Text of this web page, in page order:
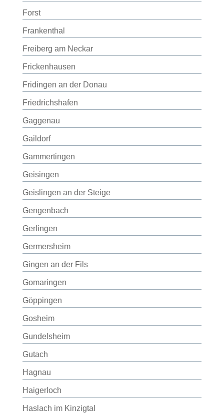
Forst
Frankenthal
Freiberg am Neckar
Frickenhausen
Fridingen an der Donau
Friedrichshafen
Gaggenau
Gaildorf
Gammertingen
Geisingen
Geislingen an der Steige
Gengenbach
Gerlingen
Germersheim
Gingen an der Fils
Gomaringen
Göppingen
Gosheim
Gundelsheim
Gutach
Hagnau
Haigerloch
Haslach im Kinzigtal